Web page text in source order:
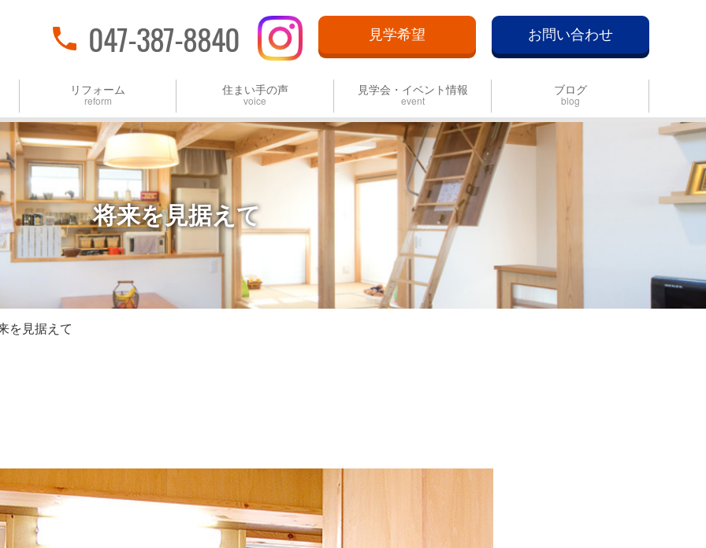
047-387-8840 見学希望 お問い合わせ
リフォーム
reform
マンションリフォーム
戸建てリフォーム
タケワキ5つの「聴く」
全面リフォーム・増改築
場所別・リフォーム施工
住まい手の声
voice
見学会・イベント情報
event
ブログ
blog
将来を見据えて
を見据えて